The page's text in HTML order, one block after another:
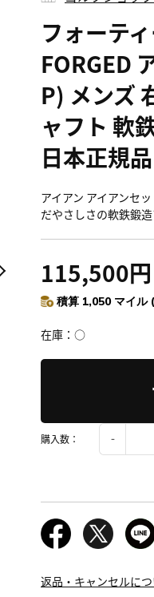
フォーテ
FORGED
P) メンズ
ャフト 軟
日本正規品
アイアン アイアンセ
だやさしさの軟鉄鍛
115,500円
積算 1,050 マイル
在庫 ○
購入数：
返品・キャンセルに